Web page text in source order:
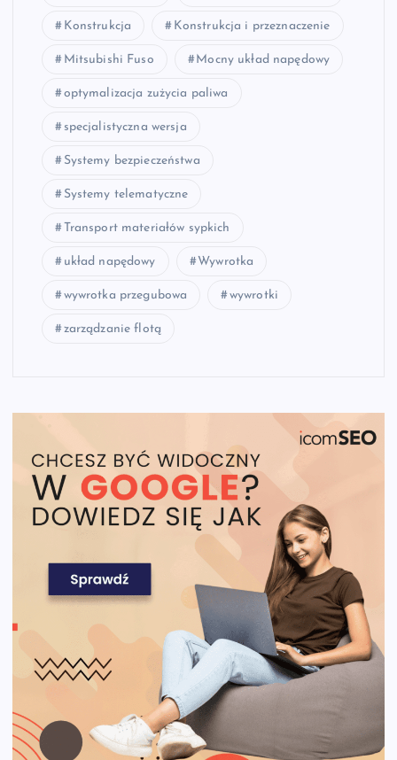
Konstrukcja Konstrukcja i przeznaczenie
Mitsubishi Fuso Mocny układ napędowy
optymalizacja zużycia paliwa
specjalistyczna wersja
Systemy bezpieczeństwa
Systemy telematyczne
Transport materiałów sypkich
układ napędowy Wywrotka
wywrotka przegubowa wywrotki
zarządzanie flotą